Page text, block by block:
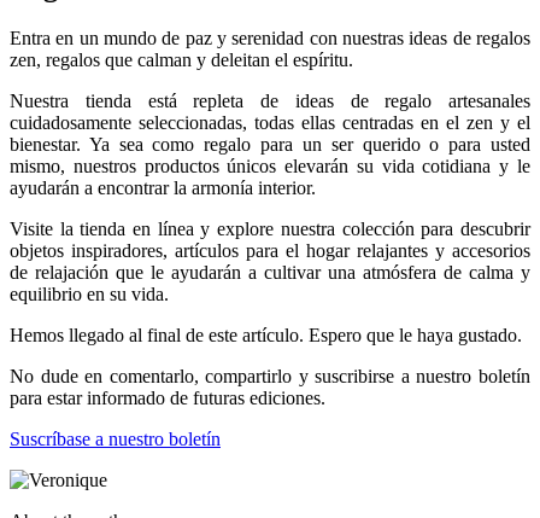
Entra en un mundo de paz y serenidad con nuestras ideas de regalos
zen, regalos que calman y deleitan el espíritu.
Nuestra tienda está repleta de ideas de regalo artesanales
cuidadosamente seleccionadas, todas ellas centradas en el zen y el
bienestar. Ya sea como regalo para un ser querido o para usted
mismo, nuestros productos únicos elevarán su vida cotidiana y le
ayudarán a encontrar la armonía interior.
Visite la tienda en línea y explore nuestra colección para descubrir
objetos inspiradores, artículos para el hogar relajantes y accesorios
de relajación que le ayudarán a cultivar una atmósfera de calma y
equilibrio en su vida.
Hemos llegado al final de este artículo. Espero que le haya gustado.
No dude en comentarlo, compartirlo y suscribirse a nuestro boletín
para estar informado de futuras ediciones.
Suscríbase a nuestro boletín